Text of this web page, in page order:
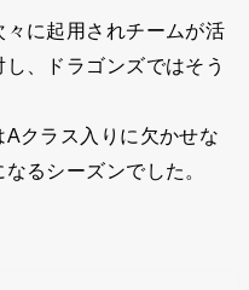
に起用されチームが活
、ドラゴンズではそう
クラス入りに欠かせな
るシーズンでした。